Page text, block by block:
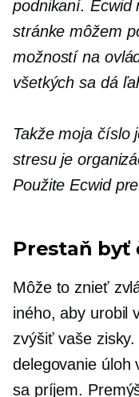
podnikaní. Ecwid
stránke môžem
možností na
všetkých sa dá
Takže moja číslo
stresu je
Použite Ecwid
Prestaň byť
Môže to znieť
iného, ​​aby urobil
zvýšiť vaše
delegovanie úloh
sa príjem.